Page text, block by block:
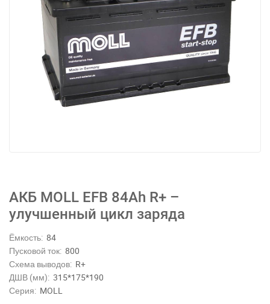
АКБ MOLL EFB 84Ah R+ –
улучшенный цикл заряда
Ёмкость: 84
Пусковой ток: 800
Схема выводов: R+
ДШВ (мм): 315*175*190
Серия: MOLL